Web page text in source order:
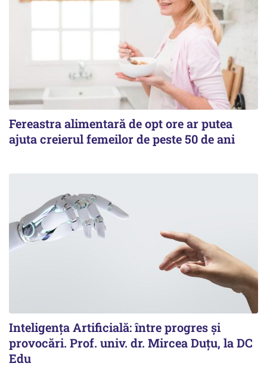
Fereastra alimentară de opt ore ar putea
ajuta creierul femeilor de peste 50 de ani
Inteligența Artificială: între progres și
provocări. Prof. univ. dr. Mircea Duțu, la DC
Edu